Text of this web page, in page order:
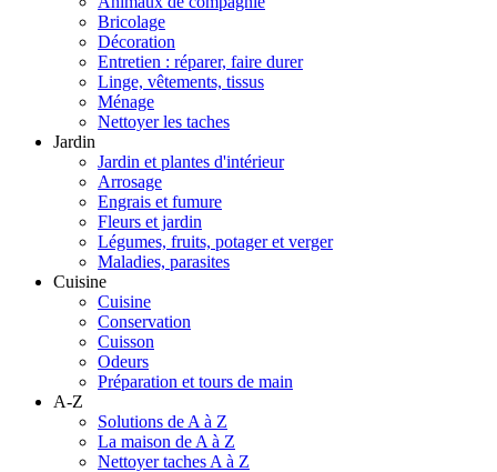
Bricolage
Décoration
Entretien : réparer, faire durer
Linge, vêtements, tissus
Ménage
Nettoyer les taches
Jardin
Jardin et plantes d'intérieur
Arrosage
Engrais et fumure
Fleurs et jardin
Légumes, fruits, potager et verger
Maladies, parasites
Cuisine
Cuisine
Conservation
Cuisson
Odeurs
Préparation et tours de main
A-Z
Solutions de A à Z
La maison de A à Z
Nettoyer taches A à Z